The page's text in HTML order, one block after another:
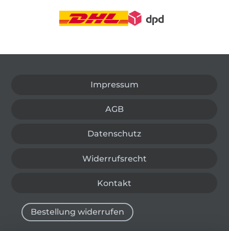
Impressum
AGB
Datenschutz
Widerrufsrecht
Kontakt
Bestellung widerrufen